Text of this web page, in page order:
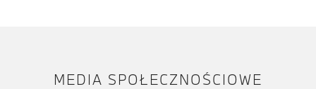
MEDIA SPOŁECZNOŚCIOWE